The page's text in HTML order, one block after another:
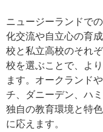
ニュージーランドで
化交流や自立心の育
校と私立高校のそれ
校を選ぶことで、よ
ます。オークランド
チ、ダニーデン、ハ
独自の教育環境と特
に応えます。